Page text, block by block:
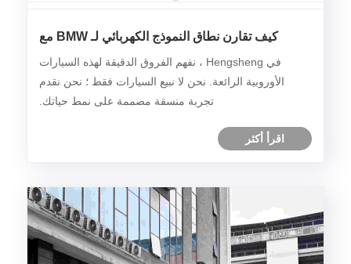
كيف تقارن نطاق النموذج الكهربائي لـ BMW مع
في Hengsheng ، نفهم الفروق الدقيقة لهذه السيارات
الأوروبية الرائعة. نحن لا نبيع السيارات فقط ؛ نحن نقدم
تجربة منسقة مصممة على نمط حياتك.
اقرأ أكثر